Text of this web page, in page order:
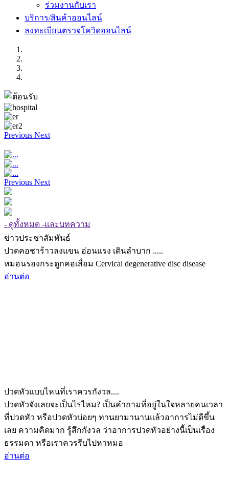
ร่วมงานกับเรา
บริการ/สินค้าออนไลน์
ลงทะเบียนตรวจโควิดออนไลน์
Previous Next
Previous Next
- ดูทั้งหมด -และบทความ
ข่าวประชาสัมพันธ์
ปวดคอชาร้าวลงแขน อ่อนแรง เดินลำบาก .....
หมอนรองกระดูกคอเสื่อม Cervical degenerative disc disease
อ่านต่อ
ปวดหัวแบบไหนที่เราควรกังวล....
ปวดหัวจังเลยจะเป็นไรไหม? เป็นคำถามที่อยู่ในใจหลายคนเวลา
ที่ปวดหัว หรือปวดหัวบ่อยๆ ทานยามานานแล้วอาการไม่ดีขึ้น
เลย ความคิดมาก รู้สึกกังวล ว่าอาการปวดหัวอย่างนี้เป็นเรื่อง
ธรรมดา หรือเราควรรีบไปหาหมอ
อ่านต่อ